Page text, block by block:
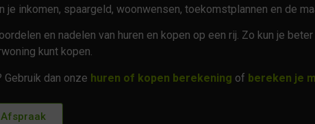
inkomen, spaargeld, woonwensen, toekomstplannen en de
en nadelen van huren en kopen op een rij. Zo kun je
kunt kopen.
dan onze huren of kopen berekening of bereken je